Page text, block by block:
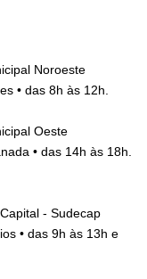
Noroeste
• das 8h às 12h.
Oeste
• das 14h às 18h.
- Sudecap
• das 9h às 13h e